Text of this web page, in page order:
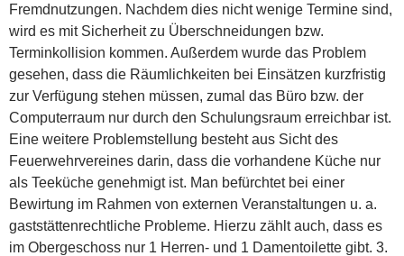
Fremdnutzungen. Nachdem dies nicht wenige Termine sind,
wird es mit Sicherheit zu Überschneidungen bzw.
Terminkollision kommen. Außerdem wurde das Problem
gesehen, dass die Räumlichkeiten bei Einsätzen kurzfristig
zur Verfügung stehen müssen, zumal das Büro bzw. der
Computerraum nur durch den Schulungsraum erreichbar ist.
Eine weitere Problemstellung besteht aus Sicht des
Feuerwehrvereines darin, dass die vorhandene Küche nur
als Teeküche genehmigt ist. Man befürchtet bei einer
Bewirtung im Rahmen von externen Veranstaltungen u. a.
gaststättenrechtliche Probleme. Hierzu zählt auch, dass es
im Obergeschoss nur 1 Herren- und 1 Damentoilette gibt. 3.